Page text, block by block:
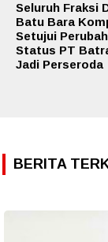
Seluruh Fraksi
Batu Bara
Setujui
Status PT
Jadi Perseroda
BERITA